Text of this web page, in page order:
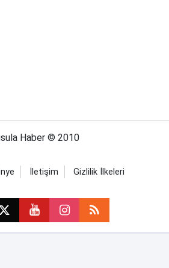
Haber © 2010
İletişim Gizlilik İlkeleri